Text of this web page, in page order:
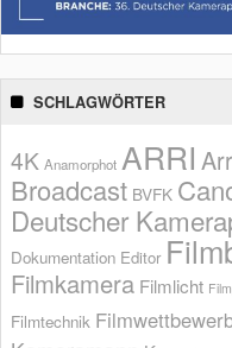
SCHLAGWÖRTER
4K Anamorphot ARRI
Broadcast BVFK
Deutscher
Dokumentation Editor
Filmkamera Filmlicht
Filmtechnik